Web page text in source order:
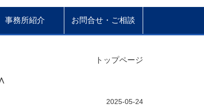
事務所紹介 お問合せ・ご相談
トップページ
2025-05-24